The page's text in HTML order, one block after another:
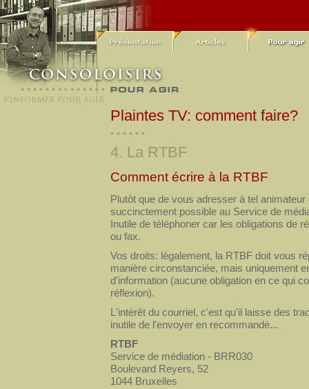
Plaintes TV: comment faire?
4. La RTBF
Comment écrire à la RTBF
Plutôt que de vous adresser à tel
succinctement possible au Service de
Inutile de téléphoner car les obligations de
ou fax.
Vos droits: légalement, la RTBF doit vous
manière circonstanciée, mais uniquement
d'information (aucune obligation en ce qui
réflexion).
L'intérêt du courriel, c'est qu'il laisse des
inutile de l'envoyer en recommandé...
RTBF
Service de médiation - BRR030
Boulevard Reyers, 52
1044 Bruxelles